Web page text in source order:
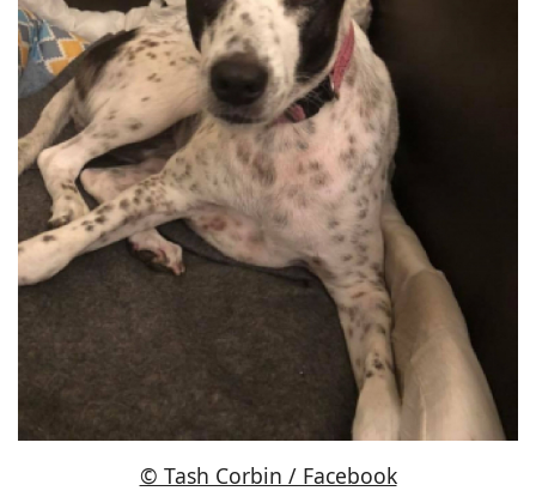
© Tash Corbin / Facebook